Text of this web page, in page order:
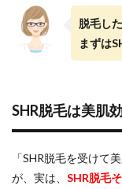
脱毛し
まずは
SHR脱毛は美肌
「SHR脱毛を受けて
が、実は、 SHR脱毛